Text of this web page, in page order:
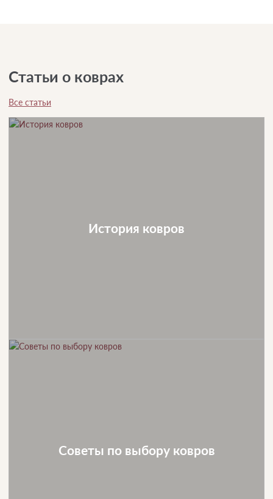
Статьи о коврах
Все статьи
История ковров
Советы по выбору ковров